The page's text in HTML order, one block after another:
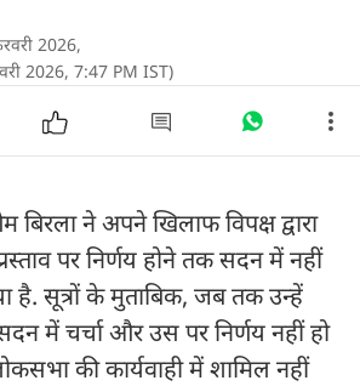
2026,
2026, 7:47 PM IST)
ने अपने खिलाफ विपक्ष द्वारा
पर निर्णय होने तक सदन में नहीं
सूत्रों के मुताबिक, जब तक उन्हें
में चर्चा और उस पर निर्णय नहीं हो
की कार्यवाही में शामिल नहीं